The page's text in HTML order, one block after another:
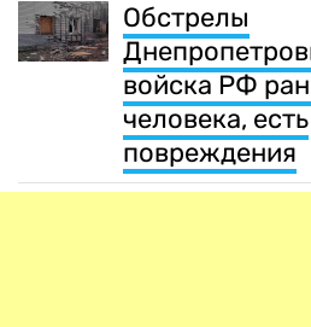
Обстрелы
войска РФ
человека, есть
повреждения